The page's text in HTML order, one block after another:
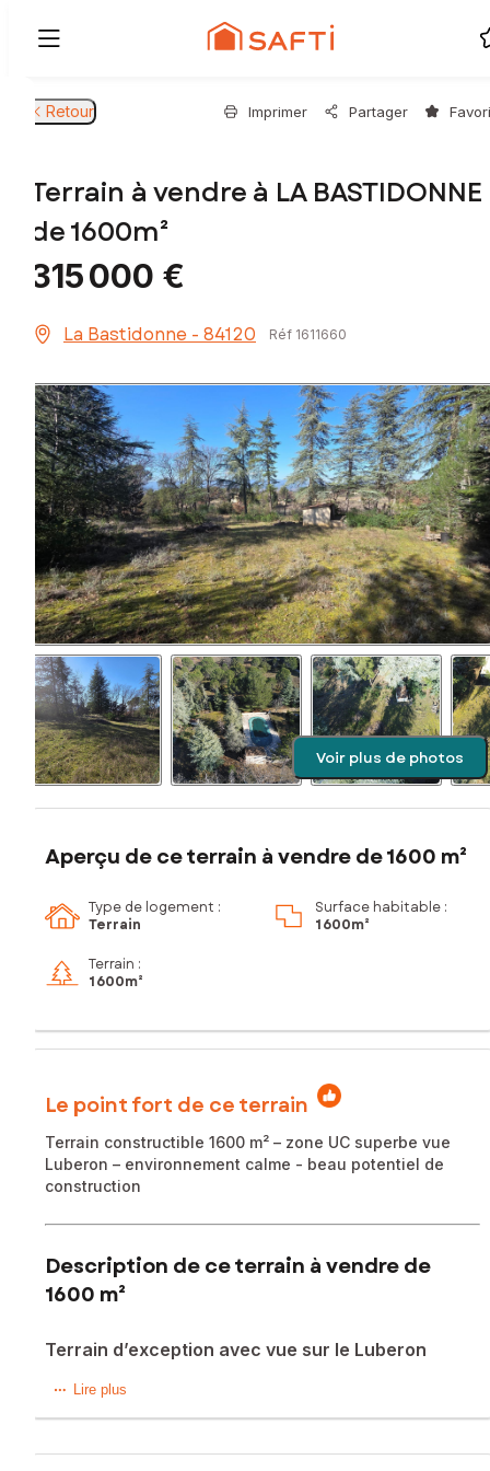
Retour Imprimer Partager
Terrain à vendre à LA BASTIDONNE
de 1600m²
315 000 €
La Bastidonne - 84120 Réf 1611660
Voir plus de photos
Aperçu de ce terrain à vendre de 1600 m²
Type de logement :
Terrain
Surface habitable :
1 600m²
Terrain :
1 600m²
Le point fort de ce terrain
Terrain constructible 1600 m² – zone UC superbe vue
Luberon – environnement calme - beau potentiel de
construction
Description de ce terrain à vendre de
1600 m²
Terrain d’exception avec vue sur le Luberon
Situé à La Bastidonne (84120), ce terrain de 1600 m² offre
bénéficie d'une situation idéale pour construire la maison
Lire plus